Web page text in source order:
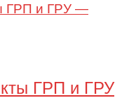
ГРП и ГРУ